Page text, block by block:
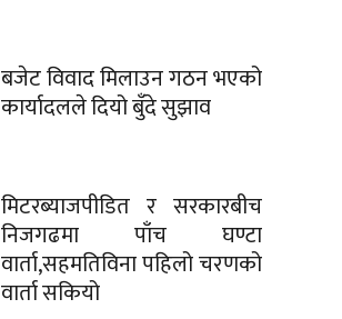
बजेट विवाद मिलाउन गठन भएको
कार्यादलले दियो बुँदे सुझाव
मिटरब्याजपीडित र सरकारबीच
निजगढमा पाँच घण्टा
वार्ता,सहमतिविना पहिलो चरणको
वार्ता सकियो